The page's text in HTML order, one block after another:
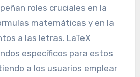
roles cruciales en la
matemáticas y en la
a las letras. LaTeX
específicos para estos
a los usuarios emplear